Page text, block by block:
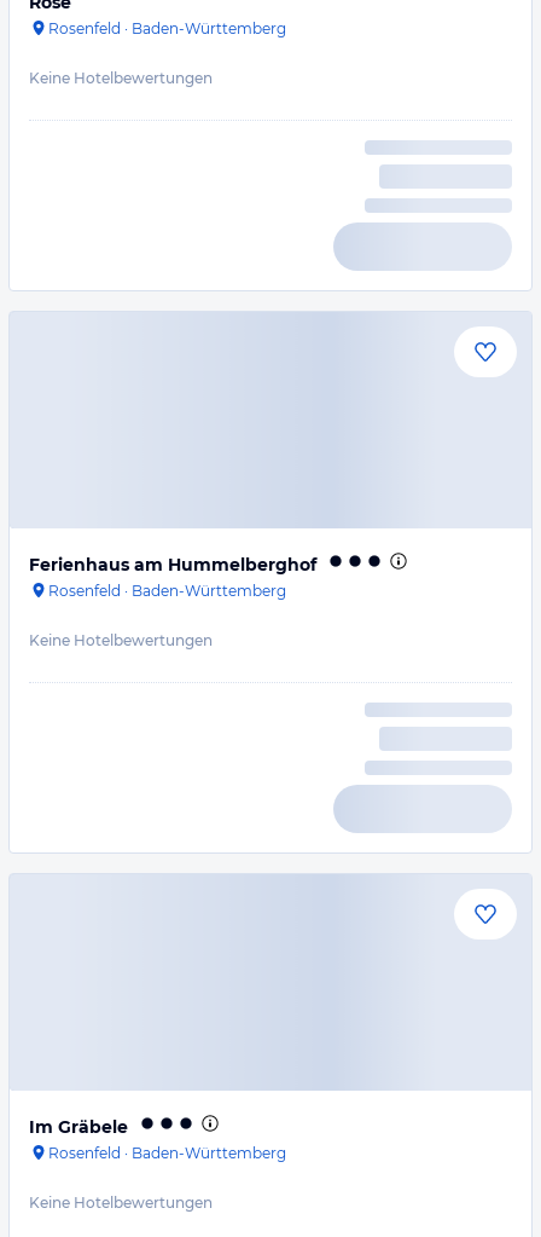
Rosenfeld · Baden-Württemberg
Keine Hotelbewertungen
Ferienhaus am Hummelberghof
Rosenfeld · Baden-Württemberg
Keine Hotelbewertungen
Im Gräbele
Rosenfeld · Baden-Württemberg
Keine Hotelbewertungen